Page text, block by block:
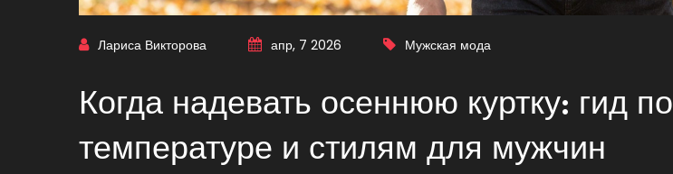
Лариса Викторова апр, 7 2026 Мужская мода
Когда надевать осеннюю куртку: гид по
температуре и стилям для мужчин